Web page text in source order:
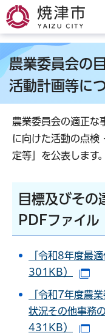
焼津市
農業委員会の
活動計画等に
農業委員会の適正な
に向けた活動の点検
定等」を公表します。
目標及びその
PDFファイル
「令和8年度最
301KB）
「令和7年度農
状況その他事務
431KB）